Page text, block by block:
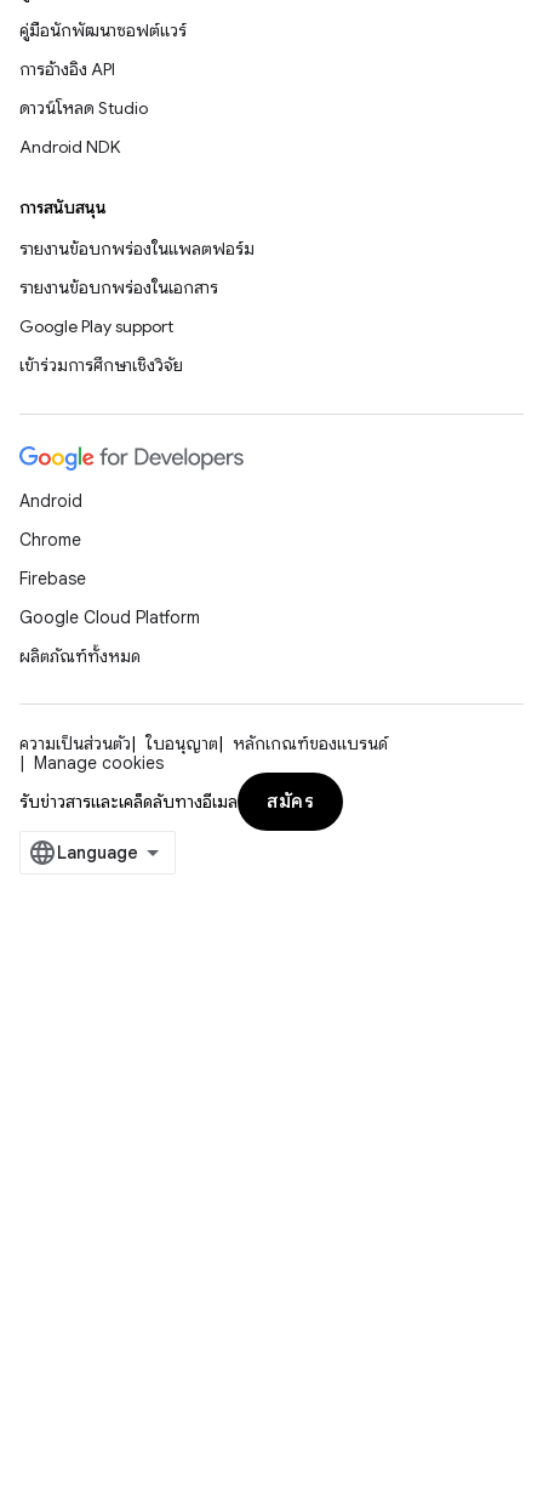
คู่มือนักพัฒนาซอฟต์แวร์
การอ้างอิง API
ดาวน์โหลด Studio
Android NDK
การสนับสนุน
รายงานข้อบกพร่องในแพลตฟอร์ม
รายงานข้อบกพร่องในเอกสาร
Google Play support
เข้าร่วมการศึกษาเชิงวิจัย
Android
Chrome
Firebase
Google Cloud Platform
ผลิตภัณฑ์ทั้งหมด
ความเป็นส่วนตัว ใบอนุญาต
หลักเกณฑ์ของแบรนด์
Manage cookies
รับข่าวสารและเคล็ดลับทางอีเมล
สมัคร